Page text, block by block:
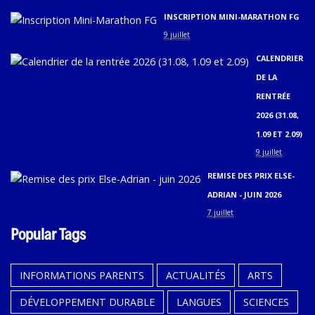
INSCRIPTION MINI-MARATHON FG
9 juillet
CALENDRIER
DE LA
RENTRÉE
2026 (31.08,
1.09 ET 2.09)
9 juillet
REMISE DES PRIX ELSE-
ADRIAN - JUIN 2026
7 juillet
Popular Tags
INFORMATIONS PARENTS ACTUALITÉS
ARTS
DÉVELOPPEMENT DURABLE
LANGUES SCIENCES